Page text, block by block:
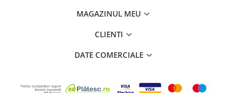
MAGAZINUL MEU
CLIENTI
DATE COMERCIALE